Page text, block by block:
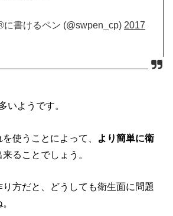
書けるペン (@swpen_cp) 2017
いようです。
使うことによって、 より簡単に衛
ることでしょう。
方だと、どうしても衛生面に問題